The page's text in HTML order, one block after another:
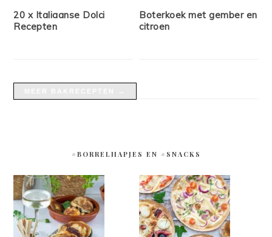
20 x Italiaanse Dolci
Recepten
Boterkoek met gember en
citroen
#BORRELHAPJES EN #SNACKS